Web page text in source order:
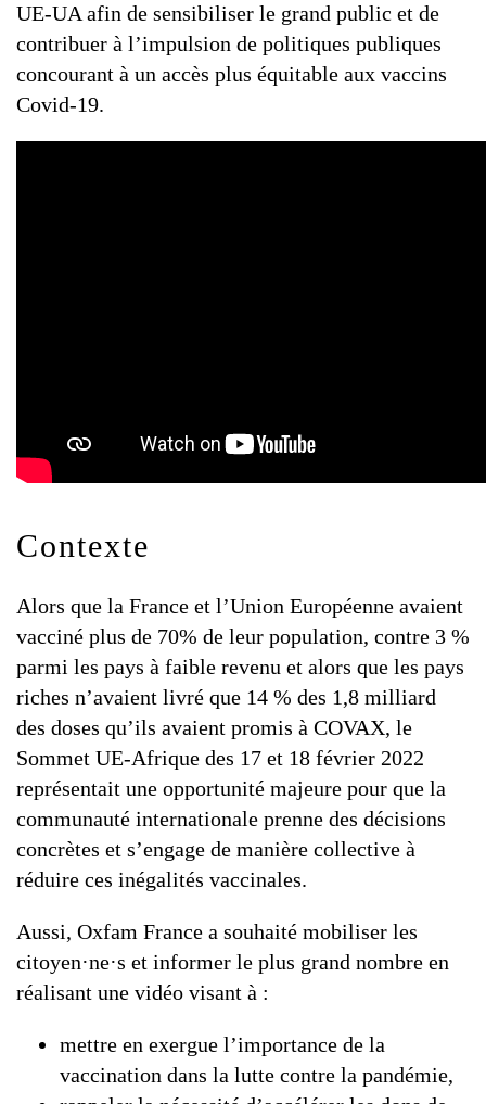
UE-UA afin de sensibiliser le grand public et de
contribuer à l’impulsion de politiques publiques
concourant à un accès plus équitable aux vaccins
Covid-19.
Contexte
Alors que la France et l’Union Européenne avaient
vacciné plus de 70% de leur population, contre 3 %
parmi les pays à faible revenu et alors que les pays
riches n’avaient livré que 14 % des 1,8 milliard
des doses qu’ils avaient promis à COVAX, le
Sommet UE-Afrique des 17 et 18 février 2022
représentait une opportunité majeure pour que la
communauté internationale prenne des décisions
concrètes et s’engage de manière collective à
réduire ces inégalités vaccinales.
Aussi, Oxfam France a souhaité mobiliser les
citoyen·ne·s et informer le plus grand nombre en
réalisant une vidéo visant à :
mettre en exergue l’importance de la
vaccination dans la lutte contre la pandémie,